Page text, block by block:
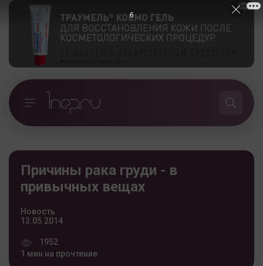
Причины рака груди - в
привычных вещах
Новость
13.05.2014
1952
1 мин на прочтение
5